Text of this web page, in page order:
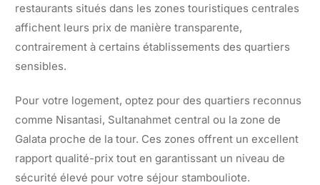
restaurants situés dans les zones touristiques centrales
affichent leurs prix de manière transparente,
contrairement à certains établissements des quartiers
sensibles.
Pour votre logement, optez pour des quartiers reconnus
comme Nisantasi, Sultanahmet central ou la zone de
Galata proche de la tour. Ces zones offrent un excellent
rapport qualité-prix tout en garantissant un niveau de
sécurité élevé pour votre séjour stambouliote.